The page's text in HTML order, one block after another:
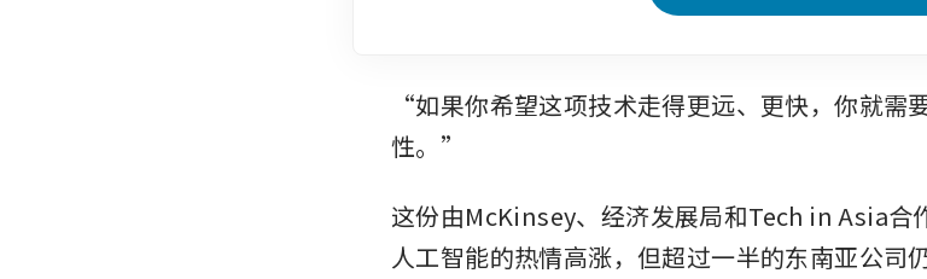
“如果你希望这项技术走得更远、更快，你就需
性。”
这份由McKinsey、经济发展局和Tech in Asia合
人工智能的热情高涨，但超过一半的东南亚公司